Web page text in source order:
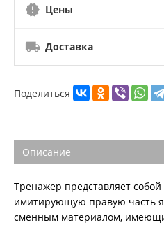
Цены
Доставка
Поделиться
Описание
Тренажер представляет
имитирующую правую часть
сменным материалом,